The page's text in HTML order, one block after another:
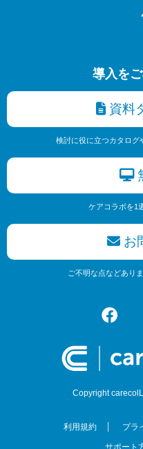
導入を
資料
検討に役に立つカタログ
ケアコラボを1
お
ご不明な点などあり
Copyright
利用規約 プラ
サポート